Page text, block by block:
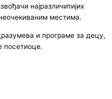
најразличитијих
местима.
и програме за децу,
посетиоце.